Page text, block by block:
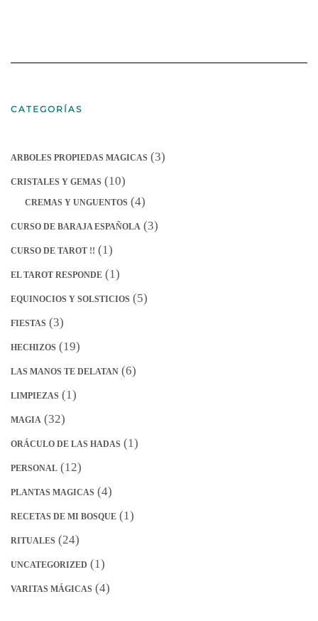
CATEGORÍAS
ARBOLES PROPIEDAS MAGICAS (3)
CRISTALES Y GEMAS (10)
CREMAS Y UNGUENTOS (4)
CURSO DE BARAJA ESPAÑOLA (3)
CURSO DE TAROT !! (1)
EL TAROT RESPONDE (1)
EQUINOCIOS Y SOLSTICIOS (5)
FIESTAS (3)
HECHIZOS (19)
LAS MANOS TE DELATAN (6)
LIMPIEZAS (1)
MAGIA (32)
ORÁCULO DE LAS HADAS (1)
PERSONAL (12)
PLANTAS MAGICAS (4)
RECETAS DE MI BOSQUE (1)
RITUALES (24)
UNCATEGORIZED (1)
VARITAS MÁGICAS (4)